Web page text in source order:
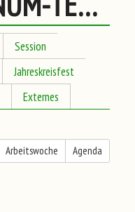
Session
Jahreskreisfest
Externes
Arbeitswoche Agenda